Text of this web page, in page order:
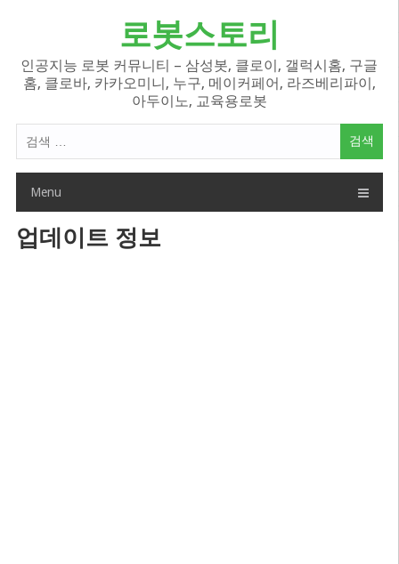
로봇스토리
인공지능 로봇 커뮤니티 – 삼성봇, 클로이, 갤럭시홈, 구글
홈, 클로바, 카카오미니, 누구, 메이커페어, 라즈베리파이,
아두이노, 교육용로봇
색
Menu
업데이트 정보